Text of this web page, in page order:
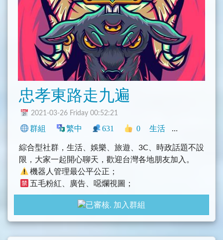
忠孝東路走九遍
2021-03-26 Friday 00:52:21
群組 繁中 631 0 生活 中文圈
綜合型社群，生活、娛樂、旅遊、3C、時政話題不設
限，大家一起開心聊天，歡迎台灣各地朋友加入。
機器人管理最公平公正；
五毛粉紅、廣告、噁爛視圖；
語言包/導航索引/GIF貼圖
加入群組